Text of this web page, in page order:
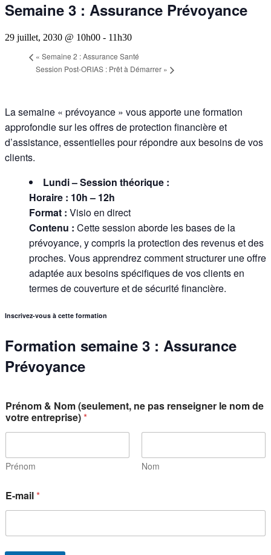
Semaine 3 : Assurance Prévoyance
29 juillet, 2030 @ 10h00 - 11h30
« Semaine 2 : Assurance Santé
Session Post-ORIAS : Prêt à Démarrer »
La semaine « prévoyance » vous apporte une formation
approfondie sur les offres de protection financière et
d’assistance, essentielles pour répondre aux besoins de vos
clients.
Lundi – Session théorique :
Horaire : 10h – 12h
Format : Visio en direct
Contenu : Cette session aborde les bases de la
prévoyance, y compris la protection des revenus et des
proches. Vous apprendrez comment structurer une offre
adaptée aux besoins spécifiques de vos clients en
termes de couverture et de sécurité financière.
Inscrivez-vous à cette formation
Formation semaine 3 : Assurance
Prévoyance
Prénom & Nom (seulement, ne pas renseigner le nom de
votre entreprise)*
Prénom Nom
E-mail*